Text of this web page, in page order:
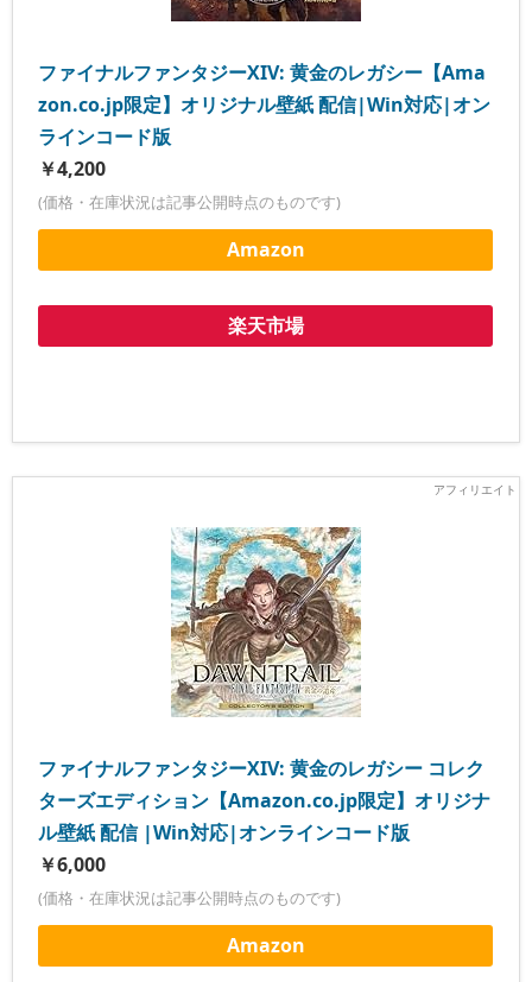
ファイナルファンタジーXIV: 黄金のレガシー【Ama
zon.co.jp限定】オリジナル壁紙 配信|Win対応|オン
ラインコード版
￥4,200
(価格・在庫状況は記事公開時点のものです)
Amazon
楽天市場
ファイナルファンタジーXIV: 黄金のレガシー コレク
ターズエディション【Amazon.co.jp限定】オリジナ
ル壁紙 配信 |Win対応|オンラインコード版
￥6,000
(価格・在庫状況は記事公開時点のものです)
Amazon